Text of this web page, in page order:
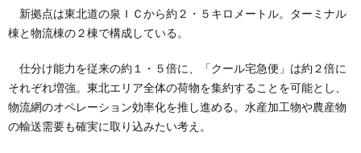
新拠点は東北道の泉ＩＣから約２・５キロメートル。ターミナル
棟と物流棟の２棟で構成している。
仕分け能力を従来の約１・５倍に、「クール宅急便」は約２倍に
それぞれ増強。東北エリア全体の荷物を集約することを可能とし、
物流網のオペレーション効率化を推し進める。水産加工物や農産物
の輸送需要も確実に取り込みたい考え。